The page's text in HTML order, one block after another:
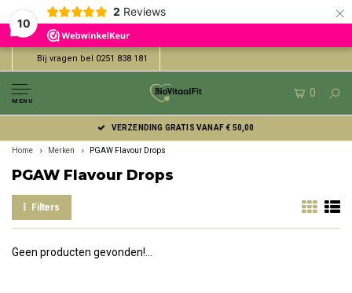
10
2 Reviews ×
Bij vragen bel 0251 838 181
MENU
0
VERZENDING GRATIS VANAF € 50,00
Home Merken PGAW Flavour Drops
PGAW Flavour Drops
Filters
Geen producten gevonden!...